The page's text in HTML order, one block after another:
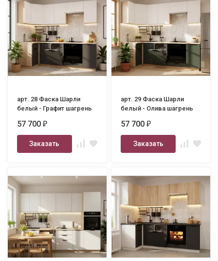
арт. 28 Фаска Шарли
белый - Графит шагрень
57 700₽
Заказать
арт. 29 Фаска Шарли
белый - Олива шагрень
57 700₽
Заказать